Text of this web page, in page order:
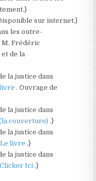
sur internet.}
les outre-
Frédéric
de la
la justice dans
. Ouvrage de
la justice dans
couverture).}
la justice dans
Le livre.}
la justice dans
Clicker Ici.}